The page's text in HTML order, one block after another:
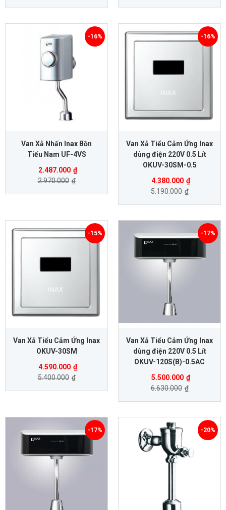
Van Xả Nhấn Inax Bồn
Tiểu Nam UF-4VS
2.487.000 ₫
2.970.000 ₫
-16%
Van Xả Tiểu Cảm Ứng Inax
dùng điện 220V 0.5 Lít
OKUV-30SM-0.5
4.380.000 ₫
5.190.000 ₫
-16%
Van Xả Tiểu Cảm Ứng Inax
OKUV-30SM
4.590.000 ₫
5.400.000 ₫
-15%
Van Xả Tiểu Cảm Ứng Inax
dùng điện 220V 0.5 Lít
OKUV-120S(B)-0.5AC
5.500.000 ₫
6.630.000 ₫
-17%
-17% -20%